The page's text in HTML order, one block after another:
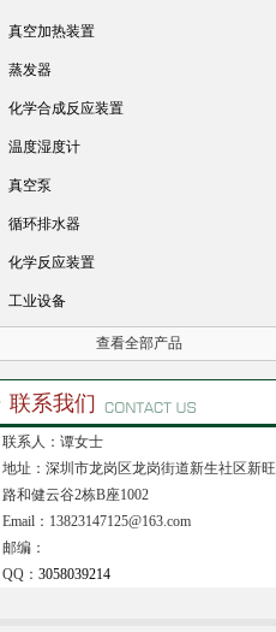
真空加热装置
蒸发器
化学合成反应装置
温度湿度计
真空泵
循环排水器
化学反应装置
工业设备
查看全部产品
联系我们
联系人：谭女士
地址：深圳市龙岗区龙岗街道新生社区新旺
路和健云谷2栋B座1002
Email：13823147125@163.com
邮编：
QQ： 3058039214